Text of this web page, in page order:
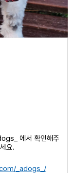
에서 확인해주
요.
_adogs_/